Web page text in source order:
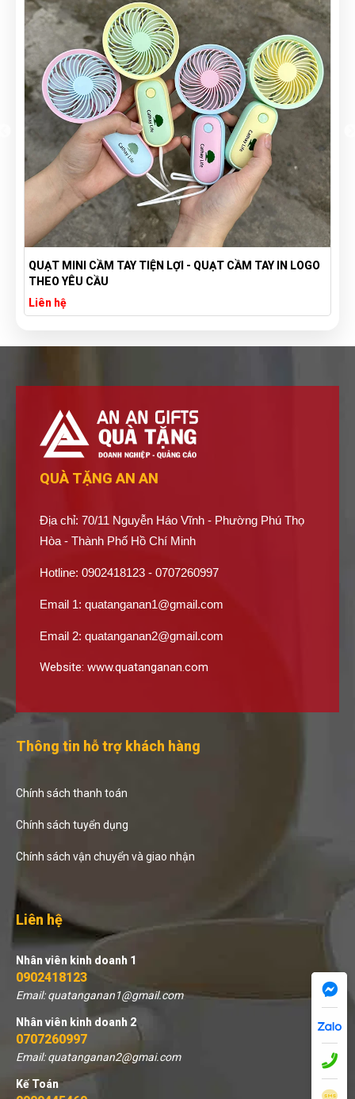
QUẠT MINI CẦM TAY TIỆN LỢI - QUẠT CẦM TAY IN LOGO
THEO YÊU CẦU
Liên hệ
QUÀ TẶNG AN AN
Địa chỉ: 70/11 Nguyễn Háo Vĩnh - Phường Phú Thọ
Hòa - Thành Phố Hồ Chí Minh
Hotline: 0902418123 - 0707260997
Email 1: quatanganan1@gmail.com
Email 2: quatanganan2@gmail.com
Website: www.quatanganan.com
Thông tin hỗ trợ khách hàng
Chính sách thanh toán
Chính sách tuyển dụng
Chính sách vận chuyển và giao nhận
Liên hệ
Nhân viên kinh doanh 1
0902418123
Email: quatanganan1@gmail.com
Nhân viên kinh doanh 2
0707260997
Email: quatanganan2@gmai.com
Kế Toán